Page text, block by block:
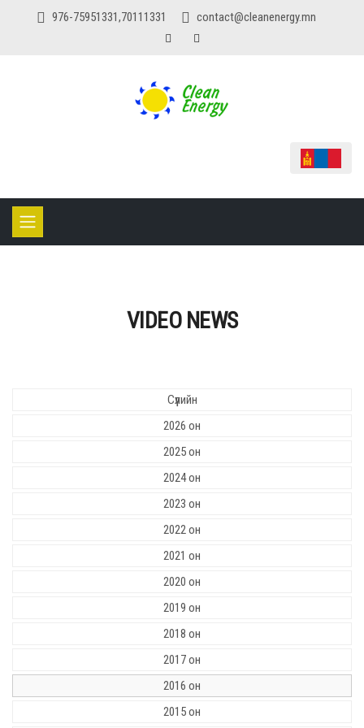
976-75951331,70111331 contact@cleanenergy.mn
VIDEO NEWS
Сүүлийн
2026 он
2025 он
2024 он
2023 он
2022 он
2021 он
2020 он
2019 он
2018 он
2017 он
2016 он
2015 он